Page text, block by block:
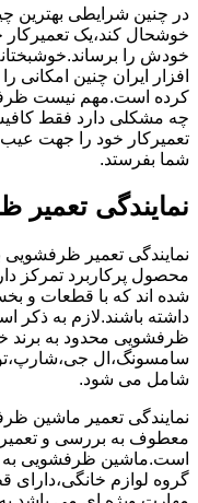
در چنین شرایطی بهترین
خوشحال کند،یک
خودش را
افزار ایران چنین
کرده است.مهم نیست
چه مشکلی دارد فقط
تعمیرکار خود را جهت
شما بفرستد.
نمایندگی تعمیر
نمایندگی تعمیر
محصول پرکاربرد تمرکز
شده اند که با قطعات و
داشته باشند.لازم به ذکر
ظرفشویی محدود به برند
سامسونگ،ال
شامل می شود.
نمایندگی تعمیر ماشین
معطوف به بررسی و
است.ماشین ظرفشویی به
گروه لوازم خانگی،دارای